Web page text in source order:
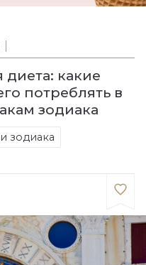
диета: какие
потреблять в
зодиака
зодиака